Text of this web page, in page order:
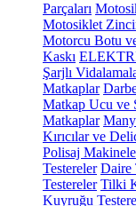
Parçaları
Motosiklet
Motorcu Botu
Kaskı
Şarjlı
Matkaplar
Matkap Ucu ve
Matkaplar
Kırıcılar ve
Polisaj
Testereler Daire
Testereler Tilki
Kuyruğu